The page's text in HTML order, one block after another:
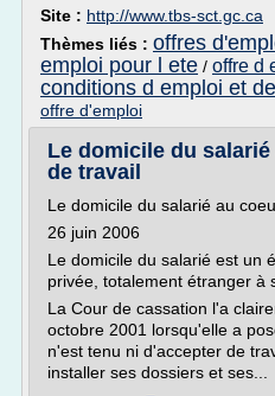
Site : http://www.tbs-sct.gc.ca
Thèmes liés : offres
emploi pour l ete / offre d
conditions d emploi et
offre d'emploi
Le domicile du
de travail
Le domicile du salarié au
26 juin 2006
Le domicile du salarié est un
privée, totalement étranger à
La Cour de cassation l'a
octobre 2001 lorsqu'elle a
n'est tenu ni d'accepter de
installer ses dossiers et ses...